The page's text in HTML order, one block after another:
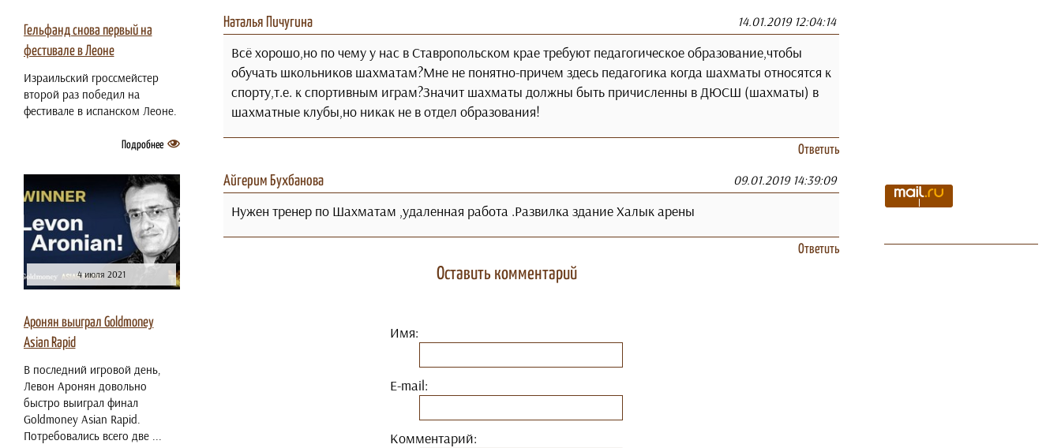
Гельфанд снова первый на
фестивале в Леоне
Израильский гроссмейстер
второй раз победил на
фестивале в испанском Леоне.
Подробнее
4 июля 2021
Аронян выиграл Goldmoney
Asian Rapid
В последний игровой день,
Левон Аронян довольно
быстро выиграл финал
Goldmoney Asian Rapid.
Потребовались всего две ...
Наталья Пичугина 14.01.2019 12:04:14
Всё хорошо,но по чему у нас в Ставропольском крае требуют педагогическое образование,чтобы
обучать школьников шахматам?Мне не понятно-причем здесь педагогика когда шахматы относятся к
спорту,т.е. к спортивным играм?Значит шахматы должны быть причисленны в ДЮСШ (шахматы) в
шахматные клубы,но никак не в отдел образования!
Ответить
Айгерим Бухбанова 09.01.2019 14:39:09
Нужен тренер по Шахматам ,удаленная работа .Развилка здание Халык арены
Ответить
Оставить комментарий
Имя:
E-mail:
Комментарий: